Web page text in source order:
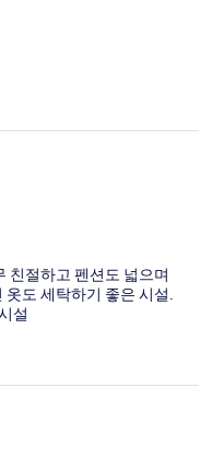
친절하고 펜션도 넓으며
도 세탁하기 좋은 시설.
설